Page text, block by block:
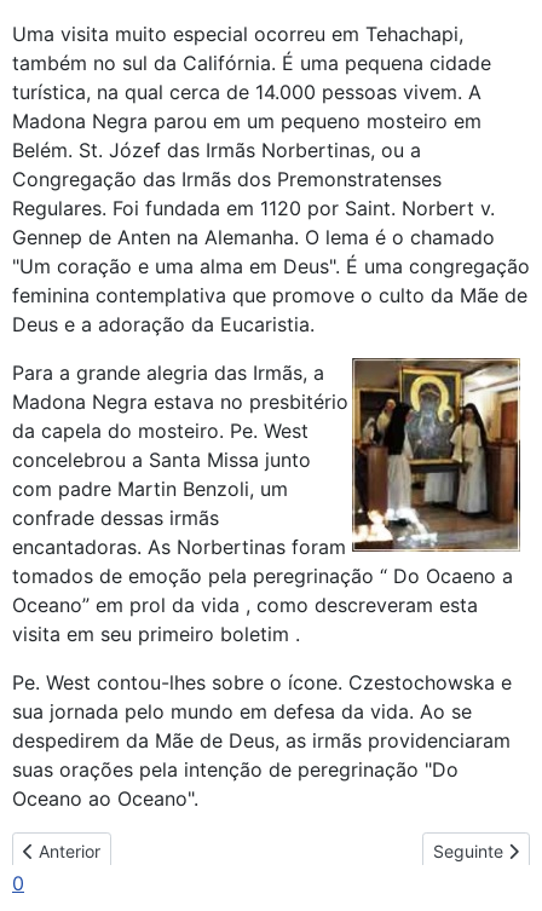
Uma visita muito especial ocorreu em Tehachapi,
também no sul da Califórnia. É uma pequena cidade
turística, na qual cerca de 14.000 pessoas vivem. A
Madona Negra parou em um pequeno mosteiro em
Belém. St. Józef das Irmãs Norbertinas, ou a
Congregação das Irmãs dos Premonstratenses
Regulares. Foi fundada em 1120 por Saint. Norbert v.
Gennep de Anten na Alemanha. O lema é o chamado
"Um coração e uma alma em Deus". É uma congregação
feminina contemplativa que promove o culto da Mãe de
Deus e a adoração da Eucaristia.
Para a grande alegria das Irmãs, a
Madona Negra estava no presbitério
da capela do mosteiro. Pe. West
concelebrou a Santa Missa junto
com padre Martin Benzoli, um
confrade dessas irmãs
encantadoras. As Norbertinas foram
tomados de emoção pela peregrinação “ Do Ocaeno a
Oceano” em prol da vida , como descreveram esta
visita em seu primeiro boletim .
Pe. West contou-lhes sobre o ícone. Czestochowska e
sua jornada pelo mundo em defesa da vida. Ao se
despedirem da Mãe de Deus, as irmãs providenciaram
suas orações pela intenção de peregrinação "Do
Oceano ao Oceano".
0
Artigo anterior: Continuando pelo sul da Califórnia
Anterior Artigo
Seguinte